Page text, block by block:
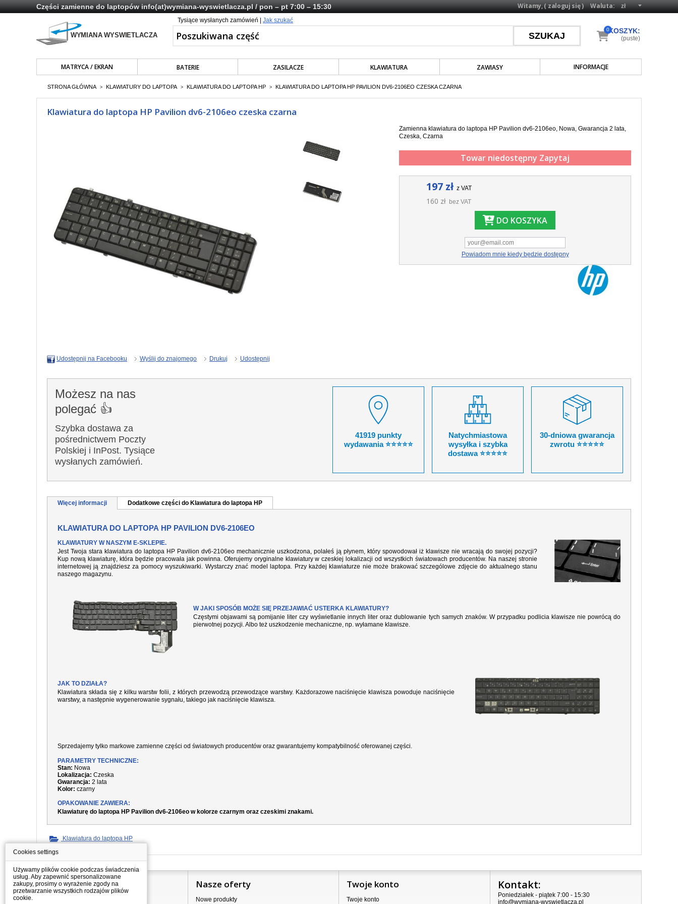
Części zamienne do laptopówinfo(at)wymiana-wyswietlacza.pl/ pon – pt 7:00 – 15:30 Waluta:
Witamy, (zaloguj się)
Tysiące wysłanych zamówień | Jak szukać
MATRYCA / EKRAN BATERIE ZASILACZE KLAWIATURA ZAWIASY INFORMACJE
KOSZYK:
0
(puste)
STRONA GŁÓWNA > KLAWIATURY DO LAPTOPA > KLAWIATURA DO LAPTOPA HP > KLAWIATURA DO LAPTOPA HP PAVILION DV6-2106EO CZESKA CZARNA
Klawiatura do laptopa HP Pavilion dv6-2106eo czeska czarna
Zamienna klawiatura do laptopa HP Pavilion dv6-2106eo, Nowa, Gwarancja 2 lata,
Czeska, Czarna
Towar niedostępny Zapytaj
197 zł z VAT
160 zł bez VAT
DO KOSZYKA
Powiadom mnie kiedy będzie dostępny
Udostępnij na Facebooku Wyślij do znajomego Drukuj Udostępnij
Możesz na nas
polegać 👍
Szybka dostawa za
pośrednictwem Poczty
Polskiej i InPost. Tysiące
wysłanych zamówień.
41919 punkty
wydawania ⭐⭐⭐⭐⭐
Natychmiastowa
wysyłka i szybka
dostawa ⭐⭐⭐⭐⭐
30-dniowa gwarancja
zwrotu ⭐⭐⭐⭐⭐
Więcej informacji Dodatkowe części do Klawiatura do laptopa HP
KLAWIATURA DO LAPTOPA HP PAVILION DV6-2106EO
KLAWIATURY W NASZYM E-SKLEPIE.
Jest Twoja stara klawiatura do laptopa HP Pavilion dv6-2106eo mechanicznie uszkodzona, polałeś ją płynem, który spowodował iż klawisze nie wracają do swojej pozycji?
Kup nową klawiaturę, która będzie pracowała jak powinna. Oferujemy oryginalne klawiatury w czeskiej lokalizacji od wszystkich światowach producentów. Na naszej stronie
internetowej ją znajdziesz za pomocy wyszukiwarki. Wystarczy znać model laptopa. Przy każdej klawiaturze nie może brakować szczególowe zdjęcie do aktualnego stanu
naszego magazynu.
W JAKI SPOSÓB MOŻE SIĘ PRZEJAWIAĆ USTERKA KLAWIATURY?
Częstymi objawami są pomijanie liter czy wyświetlanie innych liter oraz dublowanie tych samych znaków. W przypadku podlicia klawisze nie powrócą do
pierwotnej pozycji. Albo też uszkodzenie mechaniczne, np. wyłamane klawisze.
JAK TO DZIAŁA?
Klawiatura składa się z kilku warstw folii, z których przewodzą przewodzące warstwy. Każdorazowe naciśnięcie klawisza powoduje naciśnięcie
warstwy, a następnie wygenerowanie sygnału, takiego jak naciśnięcie klawisza.
Sprzedajemy tylko markowe zamienne części od światowych producentów oraz gwarantujemy kompatybilność oferowanej części.
PARAMETRY TECHNICZNE:
Stan: Nowa
Lokalizacja: Czeska
Gwarancja: 2 lata
Kolor: czarny
OPAKOWANIE ZAWIERA:
Klawiaturę do laptopa HP Pavilion dv6-2106eo w kolorze czarnym oraz czeskimi znakami.
Klawiatura do laptopa HP
Informacje Nasze oferty
Nowe produkty
Twoje konto
Twoje konto
Kontakt:
Poniedziałek - piątek 7:00 - 15:30
info@wymiana-wyswietlacza.pl
Cookies settings
Używamy plików cookie podczas świadczenia
usług. Aby zapewnić spersonalizowane
zakupy, prosimy o wyrażenie zgody na
przetwarzanie wszystkich rodzajów plików
cookie.